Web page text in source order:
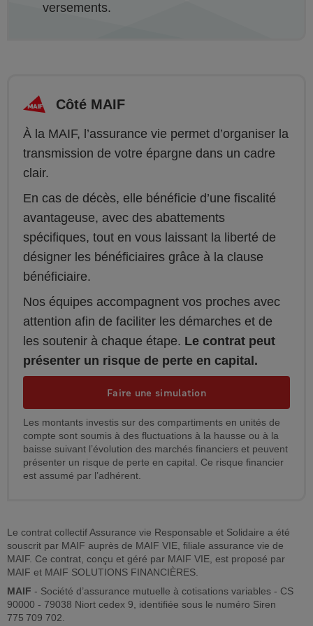
versements.
Côté MAIF
À la MAIF, l’assurance vie permet d’organiser la
transmission de votre épargne dans un cadre
clair.
En cas de décès, elle bénéficie d’une fiscalité
avantageuse, avec des abattements
spécifiques, tout en vous laissant la liberté de
désigner les bénéficiaires grâce à la clause
bénéficiaire.
Nos équipes accompagnent vos proches avec
attention afin de faciliter les démarches et de
les soutenir à chaque étape. Le contrat peut
présenter un risque de perte en capital.
Faire une simulation
Les montants investis sur des compartiments en unités de
compte sont soumis à des fluctuations à la hausse ou à la
baisse suivant l’évolution des marchés financiers et peuvent
présenter un risque de perte en capital. Ce risque financier
est assumé par l’adhérent.
Le contrat collectif Assurance vie Responsable et Solidaire a été
souscrit par MAIF auprès de MAIF VIE, filiale assurance vie de
MAIF. Ce contrat, conçu et géré par MAIF VIE, est proposé par
MAIF et MAIF SOLUTIONS FINANCIÈRES.
MAIF - Société d’assurance mutuelle à cotisations variables - CS
90000 - 79038 Niort cedex 9, identifiée sous le numéro Siren
775 709 702.